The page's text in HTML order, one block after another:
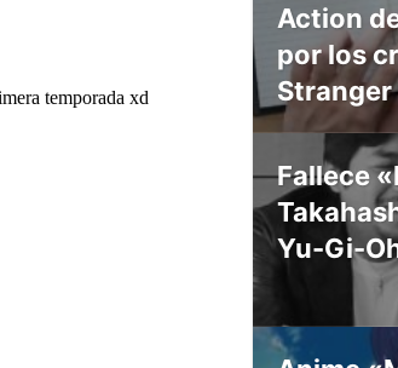
Action
por los
Fallece
Yu-Gi-